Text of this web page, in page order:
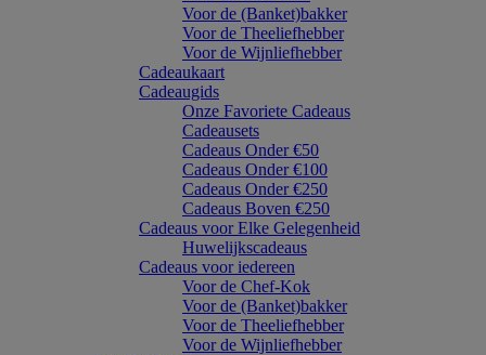
Voor de (Banket)bakker
Voor de Theeliefhebber
Voor de Wijnliefhebber
Cadeaukaart
Cadeaugids
Onze Favoriete Cadeaus
Cadeausets
Cadeaus Onder €50
Cadeaus Onder €100
Cadeaus Onder €250
Cadeaus Boven €250
Cadeaus voor Elke Gelegenheid
Huwelijkscadeaus
Cadeaus voor iedereen
Voor de Chef-Kok
Voor de (Banket)bakker
Voor de Theeliefhebber
Voor de Wijnliefhebber